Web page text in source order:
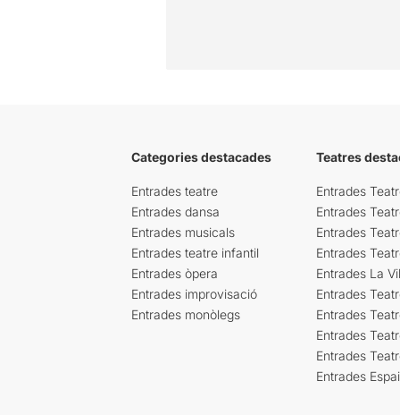
Categories destacades
Entrades teatre
Entrades dansa
Entrades musicals
Entrades teatre infantil
Entrades òpera
Entrades improvisació
Entrades monòlegs
Teatres
Entrades
Entrades
Entrades
Entrades
Entrades La
Entrades
Entrades
Entrades
Entrades
Entrades